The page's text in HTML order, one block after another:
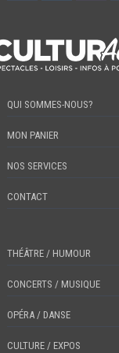
QUI SOMMES-NOUS?
MON PANIER
NOS SERVICES
CONTACT
THÉÂTRE / HUMOUR
CONCERTS / MUSIQUE
OPÉRA / DANSE
CULTURE / EXPOS